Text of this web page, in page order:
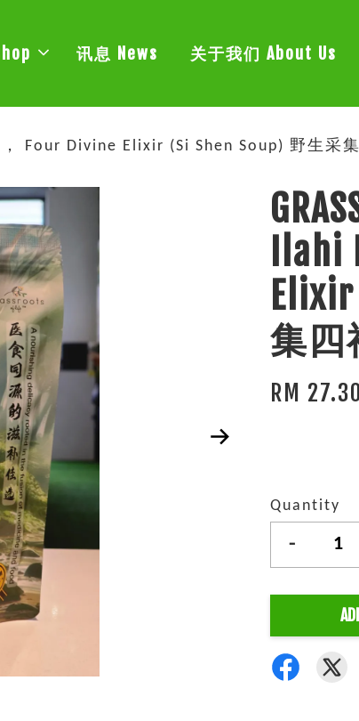
讯息 News 关于我们 About Us
， Four Divine Elixir (Si Shen Soup) 野生采
集四
RM
Quantity
-